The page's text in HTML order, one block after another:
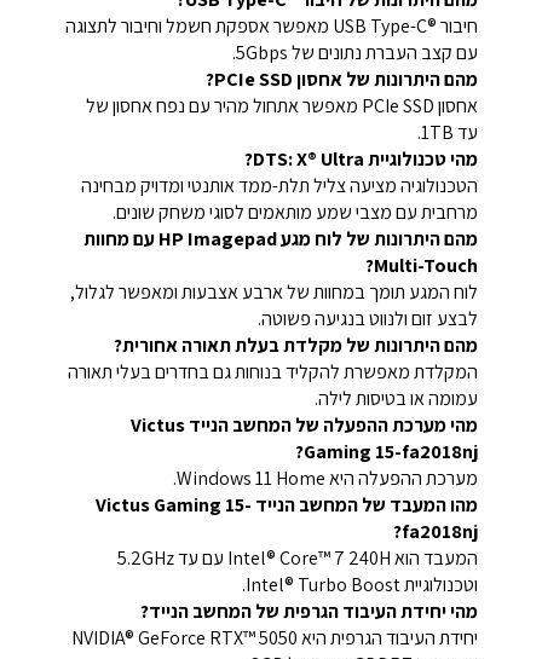
חיבור USB Type-C®‎ מאפשר אספקת חשמל וחיבור לתצוגה
עם קצב העברת נתונים של 5Gbps.
מהם היתרונות של אחסון PCIe SSD?
אחסון PCIe SSD מאפשר אתחול מהיר עם נפח אחסון של
עד 1TB.
מהי טכנולוגיית DTS: X® Ultra?
הטכנולוגיה מציעה צליל תלת-ממד אותנטי ומדויק מבחינה
מרחבית עם מצבי שמע מותאמים לסוגי משחק שונים.
מהם היתרונות של לוח מגע HP Imagepad עם מחוות
Multi-Touch?
לוח המגע תומך במחוות של ארבע אצבעות ומאפשר לגלול,
לבצע זום ולנווט בנגיעה פשוטה.
מהם היתרונות של מקלדת בעלת תאורה אחורית?
המקלדת מאפשרת להקליד בנוחות גם בחדרים בעלי תאורה
עמומה או בטיסות לילה.
מהי מערכת ההפעלה של המחשב הנייד Victus
Gaming 15-fa2018nj?
מערכת ההפעלה היא Windows 11 Home.
מהו המעבד של המחשב הנייד Victus Gaming 15-
fa2018nj?
המעבד הוא Intel® Core™ 7 240H עם עד 5.2GHz
וטכנולוגיית Intel® Turbo Boost.
מהי יחידת העיבוד הגרפית של המחשב הנייד?
יחידת העיבוד הגרפית היא NVIDIA® GeForce RTX™ 5050